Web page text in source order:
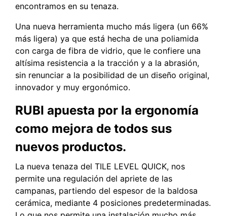
encontramos en su tenaza.
Una nueva herramienta mucho más ligera (un 66%
más ligera) ya que está hecha de una poliamida
con carga de fibra de vidrio, que le confiere una
altísima resistencia a la tracción y a la abrasión,
sin renunciar a la posibilidad de un diseño original,
innovador y muy ergonómico.
RUBI apuesta por la ergonomía
como mejora de todos sus
nuevos productos.
La nueva tenaza del TILE LEVEL QUICK, nos
permite una regulación del apriete de las
campanas, partiendo del espesor de la baldosa
cerámica, mediante 4 posiciones predeterminadas.